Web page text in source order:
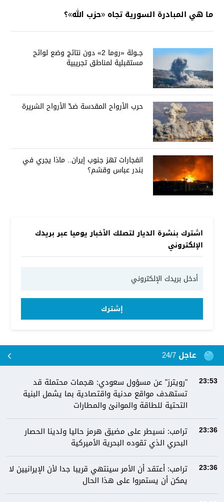
ما هي المبادرة السورية تجاه «حزب الله»؟
جــولة «روما 2» دون نتائج وضع لوائح
مستقبلية لمناطق تجريبية
حرب الأرواح المقدسة ضدّ الأرواح الشريرة
انفجارات تهز جنوب إيران.. ماذا يجري في
بندر عباس وقشم؟
اشترك بنشرة الديار لتصلك الأخبار يوميا عبر بريدك
الإلكتروني
إشترك
عاجل 24/7
23:53
"رويترز" عن مسؤول سعودي: هجمات محتملة قد
تستهدف مواقع مدنية واقتصادية بما يشمل البنية
التحتية للطاقة والموانئ والمطارات
23:36
ترامب: نسيطر على مضيق هرمز حاليا ولدينا الحصار
البحري الذي تقوده البحرية الأميركية
23:36
ترامب: أعتقد أن الأمر سينتهي قريبا جدا لأن الإيرانيين لا
يمكن أن يستمروا على هذا الحال